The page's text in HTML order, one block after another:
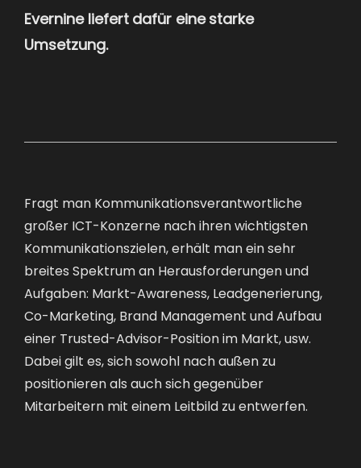
Evernine liefert dafür eine starke
Umsetzung.
Fragt man Kommunikationsverantwortliche
großer ICT-Konzerne nach ihren wichtigsten
Kommunikationszielen, erhält man ein sehr
breites Spektrum an Herausforderungen und
Aufgaben: Markt-Awareness, Leadgenerierung,
Co-Marketing, Brand Management und Aufbau
einer Trusted-Advisor-Position im Markt, usw.
Dabei gilt es, sich sowohl nach außen zu
positionieren als auch sich gegenüber
Mitarbeitern mit einem Leitbild zu entwerfen.